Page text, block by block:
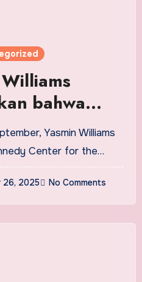
bahwa
yang
di
Center
Center for the…
26, 2025 No Comments